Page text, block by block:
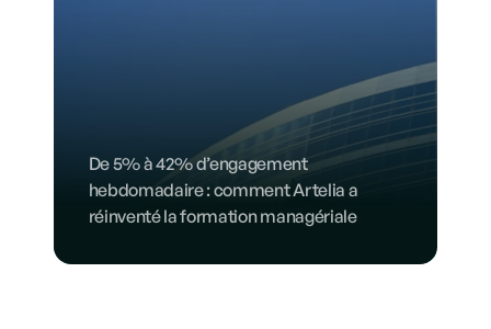
De 5% à 42% d’engagement
hebdomadaire : comment Artelia a
réinventé la formation managériale